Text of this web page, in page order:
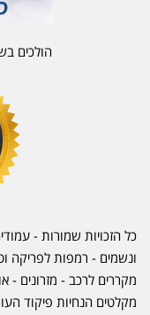
הולכים
כל הזכויות שמורות -
ונשמים - רמפות לפריקה
מקררים לרכב - מזרונים -
מקלטים הנחיות פיקוד